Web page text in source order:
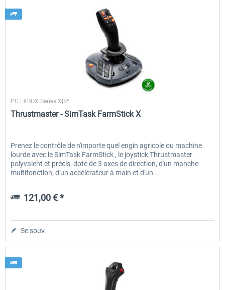
Thrustmaster
PC | XBOX Series X|S*
Thrustmaster - SimTask FarmStick X
Prenez le contrôle de n'importe quel engin agricole ou machine
lourde avec le SimTask FarmStick , le joystick Thrustmaster
polyvalent et précis, doté de 3 axes de direction, d'un manche
multifonction, d'un accélérateur à main et d'un...
121,00 € *
Se souv.